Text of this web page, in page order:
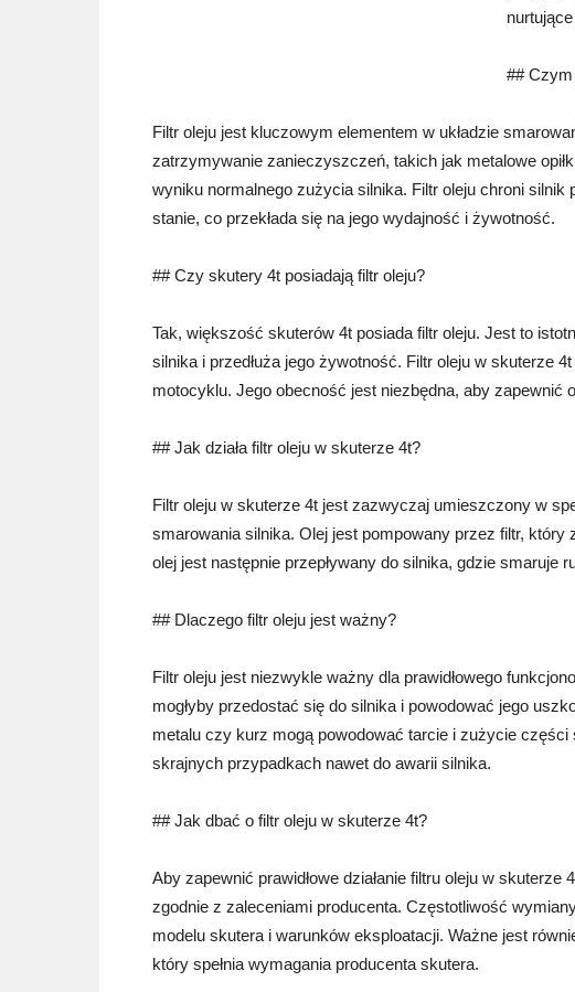
## Czym
Filtr oleju jest kluczowym elementem w układzie
zatrzymywanie zanieczyszczeń, takich jak metalowe
wyniku normalnego zużycia silnika. Filtr oleju chroni
stanie, co przekłada się na jego wydajność i żywotność.
## Czy skutery 4t posiadają filtr oleju?
Tak, większość skuterów 4t posiada filtr oleju. Jest to
silnika i przedłuża jego żywotność. Filtr oleju w skuterze
motocyklu. Jego obecność jest niezbędna, aby zapewnić
## Jak działa filtr oleju w skuterze 4t?
Filtr oleju w skuterze 4t jest zazwyczaj umieszczony w
smarowania silnika. Olej jest pompowany przez filtr,
olej jest następnie przepływany do silnika, gdzie smaruje
## Dlaczego filtr oleju jest ważny?
Filtr oleju jest niezwykle ważny dla prawidłowego
mogłyby przedostać się do silnika i powodować jego
metalu czy kurz mogą powodować tarcie i zużycie
skrajnych przypadkach nawet do awarii silnika.
## Jak dbać o filtr oleju w skuterze 4t?
Aby zapewnić prawidłowe działanie filtru oleju w
zgodnie z zaleceniami producenta. Częstotliwość
modelu skutera i warunków eksploatacji. Ważne jest
który spełnia wymagania producenta skutera.